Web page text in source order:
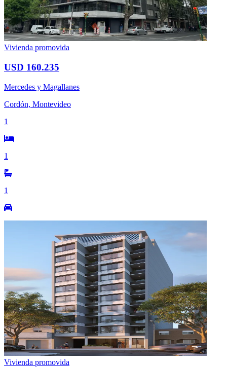
Vivienda promovida
USD 160.235
Mercedes y Magallanes
Cordón, Montevideo
1
1
1
Vivienda promovida